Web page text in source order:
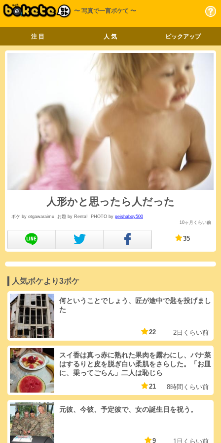
〜 写真で一言ボケて 〜
注 目 人 気 ピックアップ
人形かと思ったら人だった
ボケ by otgawaraimu お題 by Renta! PHOTO by geishaboy500
10ヶ月くらい前
35
人気ボケより3ボケ
何ということでしょう、匠が途中で匙を投げまし
た
22 2日くらい前
スイ香は真っ赤に熟れた果肉を露わにし、バナ菜
はするりと皮を脱ぎ白い柔肌をさらした。「お皿
に、乗ってごらん」二人は恥じら
21 8時間くらい前
元彼、今彼、予定彼で、女の誕生日を祝う。
9 1日くらい前